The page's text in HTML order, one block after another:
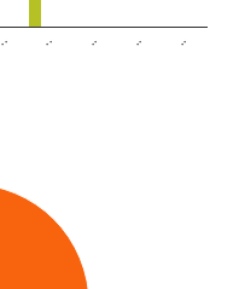
.. .. .. .. ..